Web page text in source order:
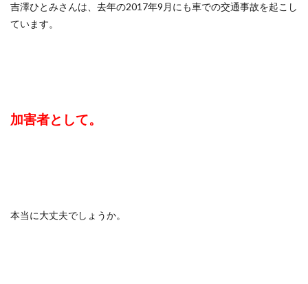
吉澤ひとみさんは、去年の2017年9月にも車での交通事故を起こし
ています。
加害者として。
本当に大丈夫でしょうか。